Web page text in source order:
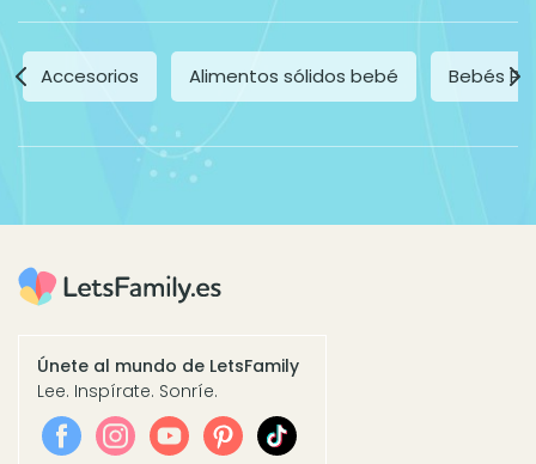
Accesorios Alimentos sólidos bebé Bebés
Únete al mundo de LetsFamily
Lee. Inspírate. Sonríe.